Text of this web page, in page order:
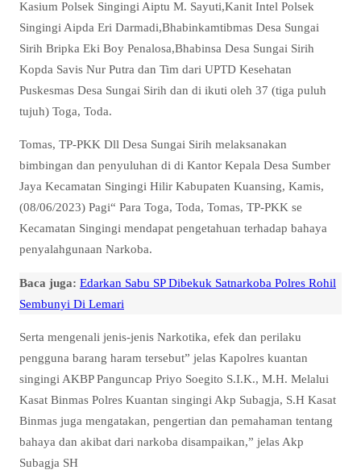
Kasium Polsek Singingi Aiptu M. Sayuti,Kanit Intel Polsek
Singingi Aipda Eri Darmadi,Bhabinkamtibmas Desa Sungai
Sirih Bripka Eki Boy Penalosa,Bhabinsa Desa Sungai Sirih
Kopda Savis Nur Putra dan Tim dari UPTD Kesehatan
Puskesmas Desa Sungai Sirih dan di ikuti oleh 37 (tiga puluh
tujuh) Toga, Toda.
Tomas, TP-PKK Dll Desa Sungai Sirih melaksanakan
bimbingan dan penyuluhan di di Kantor Kepala Desa Sumber
Jaya Kecamatan Singingi Hilir Kabupaten Kuansing, Kamis,
(08/06/2023) Pagi“ Para Toga, Toda, Tomas, TP-PKK se
Kecamatan Singingi mendapat pengetahuan terhadap bahaya
penyalahgunaan Narkoba.
Baca juga: Edarkan Sabu SP Dibekuk Satnarkoba Polres Rohil
Sembunyi Di Lemari
Serta mengenali jenis-jenis Narkotika, efek dan perilaku
pengguna barang haram tersebut” jelas Kapolres kuantan
singingi AKBP Panguncap Priyo Soegito S.I.K., M.H. Melalui
Kasat Binmas Polres Kuantan singingi Akp Subagja, S.H Kasat
Binmas juga mengatakan, pengertian dan pemahaman tentang
bahaya dan akibat dari narkoba disampaikan,” jelas Akp
Subagja SH